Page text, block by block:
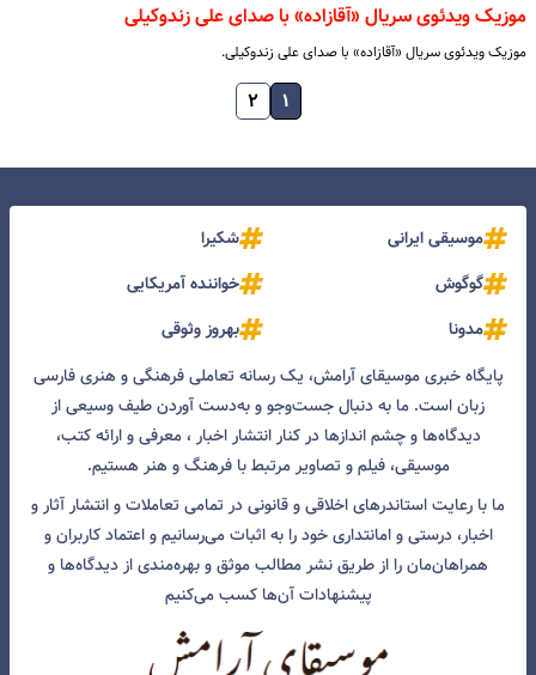
موزیک ویدئوی سریال «آقازاده» با صدای علی زندوکیلی
موزیک ویدئوی سریال «آقازاده» با صدای علی زندوکیلی.
۱ ۲
موسیقی ایرانی
شکیرا
گوگوش
خواننده آمریکایی
مدونا
بهروز وثوقی
پایگاه خبری موسیقای آرامش، یک رسانه تعاملی فرهنگی و هنری فارسی
زبان است. ما به دنبال جست‌و‌جو و به‌دست آوردن طیف وسیعی از
دیدگاه‌ها و چشم انداز‌ها در کنار انتشار اخبار ، معرفی و ارائه کتب،
موسیقی، فیلم و تصاویر مرتبط با فرهنگ و هنر هستیم.
ما با رعایت استاندرهای اخلاقی و قانونی در تمامی تعاملات و انتشار آثار و
اخبار، درستی و امانتداری خود را به اثبات می‌رسانیم و اعتماد کاربران و
همراهان‌مان را از طریق نشر مطالب موثق و بهره‌مندی از دیدگاه‌ها و
پیشنهادات آن‌ها کسب می‌کنیم